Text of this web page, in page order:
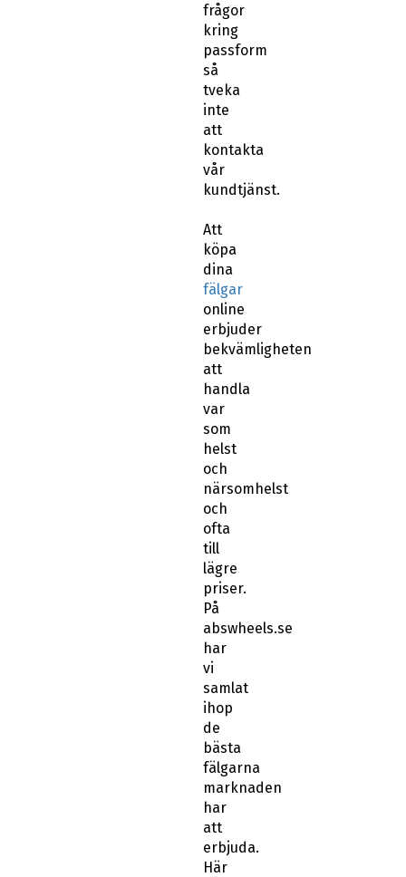
frågor
kring
passform
så
tveka
inte
att
kontakta
vår
kundtjänst.
Att
köpa
dina
fälgar
online
erbjuder
bekvämligheten
att
handla
var
som
helst
och
närsomhelst
och
ofta
till
lägre
priser.
På
abswheels.se
har
vi
samlat
ihop
de
bästa
fälgarna
marknaden
har
att
erbjuda.
Här